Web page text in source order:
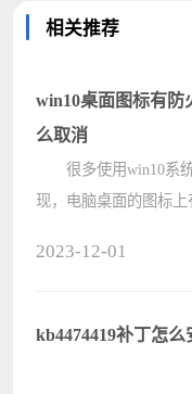
相关推荐
win10桌面图标有防
么取消
很多使用win10系
现，电脑桌面的图标
“更改用户账户控制设
2023-12-01
kb4474419补丁怎么